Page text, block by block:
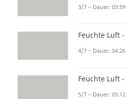
Lösen wir
und setzen
3/7 – Dauer: 03:59
Feuchte Luft
4/7 – Dauer: 04:26
Feuchte Luft
5/7 – Dauer: 05:12